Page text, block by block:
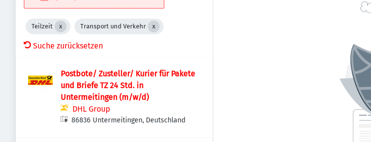
Teilzeit Transport und Verkehr
Suche zurücksetzen
Postbote/ Zusteller/ Kurier für Pakete
und Briefe TZ 24 Std. in
Untermeitingen (m/w/d)
DHL Group
86836 Untermeitingen, Deutschland